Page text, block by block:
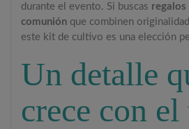
durante el evento. Si buscas
comunión que combinen
este kit de cultivo es una elección
Un detalle
crece con